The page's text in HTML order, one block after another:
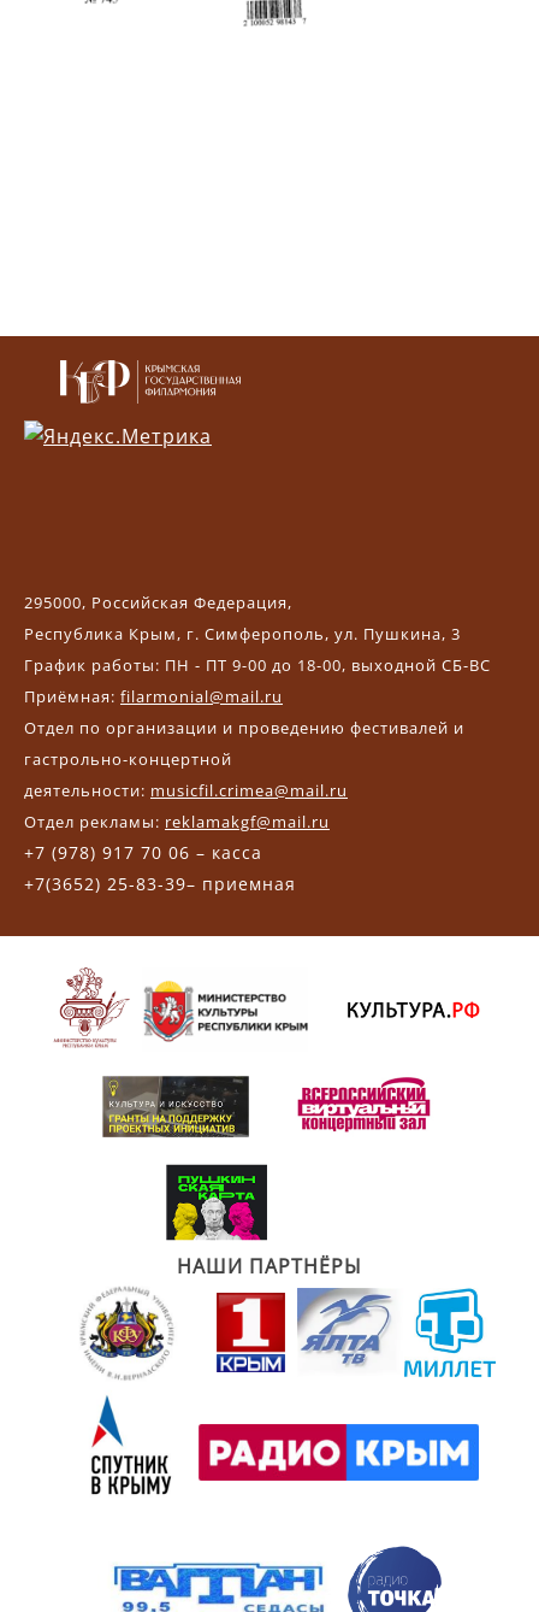
295000, Российская Федерация,
Республика Крым, г. Симферополь, ул. Пушкина, 3
График работы: ПН - ПТ 9-00 до 18-00, выходной СБ-ВС
Приёмная: filarmonial@mail.ru
Отдел по организации и проведению фестивалей и
гастрольно-концертной
деятельности: musicfil.crimea@mail.ru
Отдел рекламы: reklamakgf@mail.ru
+7 (978) 917 70 06 – касса
+7(3652) 25-83-39– приемная
НАШИ ПАРТНЁРЫ